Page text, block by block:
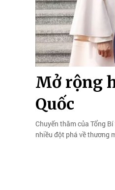
Mở rộng
Quốc
Chuyến thăm của Tổng
nhiều đột phá về thương